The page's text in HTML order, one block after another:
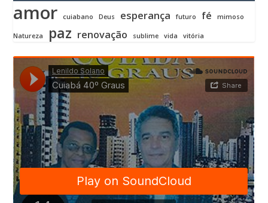
amor cuiabano Deus esperança futuro fé mimoso
Natureza paz renovação sublime vida vitória